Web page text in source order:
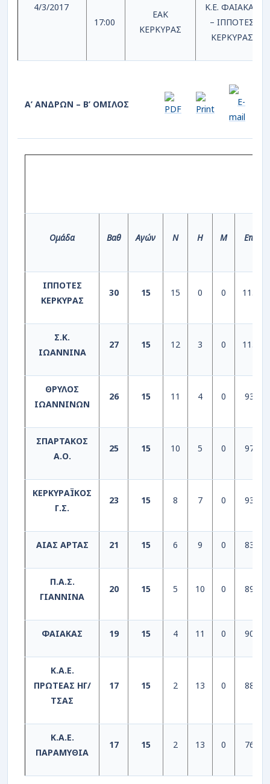
4/3/2017
17:00
ΕΑΚ
ΚΕΡΚΥΡΑΣ
Κ.Ε. ΦΑΙΑΚΑΣ
– ΙΠΠΟΤΕΣ
ΚΕΡΚΥΡΑΣ
Α’ ΑΝΔΡΩΝ – Β’ ΟΜΙΛΟΣ
Ομάδα Βαθ Αγών Ν Η Μ Επιθ
ΙΠΠΟΤΕΣ
ΚΕΡΚΥΡΑΣ
30 15 15 0 0 1137
Σ.Κ.
ΙΩΑΝΝΙΝΑ
27 15 12 3 0 1133
ΘΡΥΛΟΣ
ΙΩΑΝΝΙΝΩΝ
26 15 11 4 0 936
ΣΠΑΡΤΑΚΟΣ
Α.Ο.
25 15 10 5 0 978
ΚΕΡΚΥΡΑΪΚΟΣ
Γ.Σ.
23 15 8 7 0 939
ΑΙΑΣ ΑΡΤΑΣ 21 15 6 9 0 830
Π.Α.Σ.
ΓΙΑΝΝΙΝΑ
20 15 5 10 0 896
ΦΑΙΑΚΑΣ 19 15 4 11 0 908
Κ.Α.Ε.
ΠΡΩΤΕΑΣ ΗΓ/
ΤΣΑΣ
17 15 2 13 0 885
Κ.Α.Ε.
ΠΑΡΑΜΥΘΙΑ
17 15 2 13 0 768